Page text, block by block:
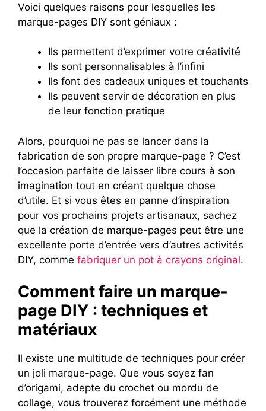
Voici quelques raisons pour lesquelles les
marque-pages DIY sont géniaux :
Ils permettent d’exprimer votre créativité
Ils sont personnalisables à l’infini
Ils font des cadeaux uniques et touchants
Ils peuvent servir de décoration en plus
de leur fonction pratique
Alors, pourquoi ne pas se lancer dans la
fabrication de son propre marque-page ? C’est
l’occasion parfaite de laisser libre cours à son
imagination tout en créant quelque chose
d’utile. Et si vous êtes en panne d’inspiration
pour vos prochains projets artisanaux, sachez
que la création de marque-pages peut être une
excellente porte d’entrée vers d’autres activités
DIY, comme fabriquer un pot à crayons original.
Comment faire un marque-
page DIY : techniques et
matériaux
Il existe une multitude de techniques pour créer
un joli marque-page. Que vous soyez fan
d’origami, adepte du crochet ou mordu de
collage, vous trouverez forcément une méthode